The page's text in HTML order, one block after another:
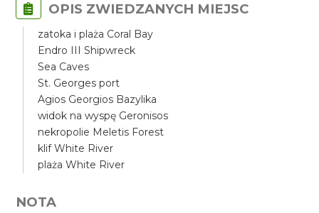
OPIS ZWIEDZANYCH MIEJSC
zatoka i plaża Coral Bay
Endro III Shipwreck
Sea Caves
St. Georges port
Agios Georgios Bazylika
widok na wyspę Geronisos
nekropolie Meletis Forest
klif White River
plaża White River
NOTA